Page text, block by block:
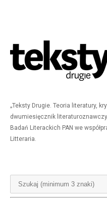
„Teksty Drugie. Teoria literatury,
dwumiesięcznik
Badań Literackich PAN we
Litteraria.